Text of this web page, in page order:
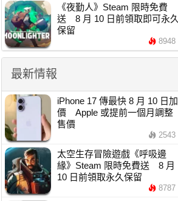
《夜勤人》Steam 限時免費
送 8 月 10 日前領取即可永久
保留
8948
最新情報
iPhone 17 傳最快 8 月 10 日加
價 Apple 或提前一個月調整
售價
2543
太空生存冒險遊戲《呼吸邊
緣》Steam 限時免費送 8 月
10 日前領取永久保留
8787